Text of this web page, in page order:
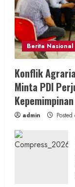
Berita Nasional
Konflik
Minta PDI
admin